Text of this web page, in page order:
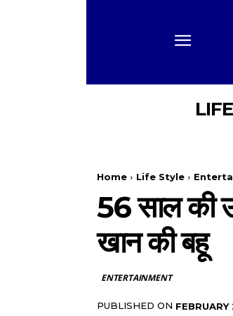
Home Life Style
56 साल की
खान की बहू
ENTERTAINMENT
PUBLISHED ON